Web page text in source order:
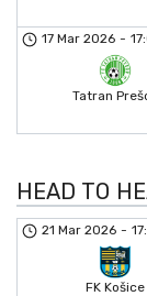
17 Mar 2026 -
Tatran
HEAD TO
21 Mar 2026 -
FK Košice